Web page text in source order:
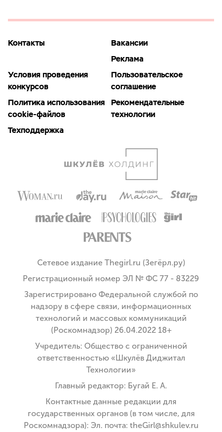
Контакты
Вакансии
Реклама
Условия проведения
конкурсов
Пользовательское
соглашение
Политика использования
cookie-файлов
Рекомендательные
технологии
Техподдержка
Сетевое издание Thegirl.ru (Зегёрл.ру)
Регистрационный номер ЭЛ № ФС 77 - 83229
Зарегистрировано Федеральной службой по
надзору в сфере связи, информационных
технологий и массовых коммуникаций
(Роскомнадзор) 26.04.2022 18+
Учредитель: Общество с ограниченной
ответственностью «Шкулёв Диджитал
Технологии»
Главный редактор: Бугай Е. А.
Контактные данные редакции для
государственных органов (в том числе, для
Роскомнадзора): Эл. почта: theGirl@shkulev.ru